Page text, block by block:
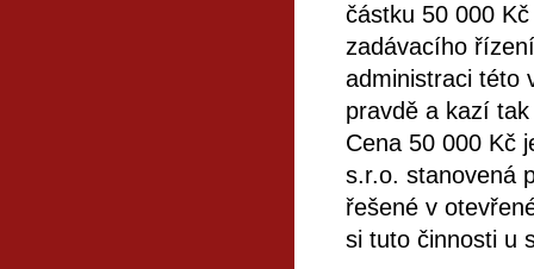
částku 50 000
zadávacího
administraci této
pravdě a kazí
Cena 50 000 Kč
s.r.o. stanovená
řešené v
si tuto činnosti u